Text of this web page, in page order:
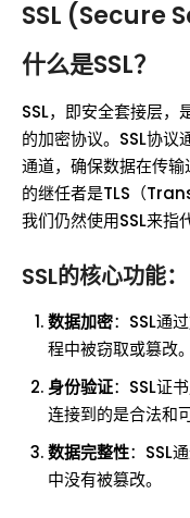
SSL (Secure
什么是SSL？
SSL，即安全套接层，
的加密协议。SSL协议
通道，确保数据在传
的继任者是TLS（
我们仍然使用SSL来指
SSL的核心功能：
数据加密：SSL通
程中被窃取或篡改。
身份验证：SSL证
连接到的是合法和
数据完整性：SSL
中没有被篡改。